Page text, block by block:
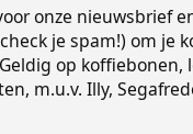
onze nieuwsbrief
je spam!) om je
op koffiebonen,
m.u.v. Illy,